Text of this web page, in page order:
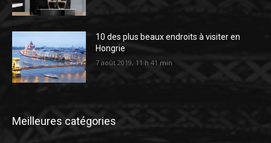
10 des plus beaux endroits à visiter en
Hongrie
7 août 2019, 11 h 41 min
Meilleures catégories